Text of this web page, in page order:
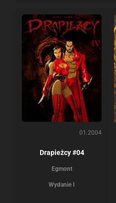
01.2004
Drapieżcy #04
Egmont
Wydanie I